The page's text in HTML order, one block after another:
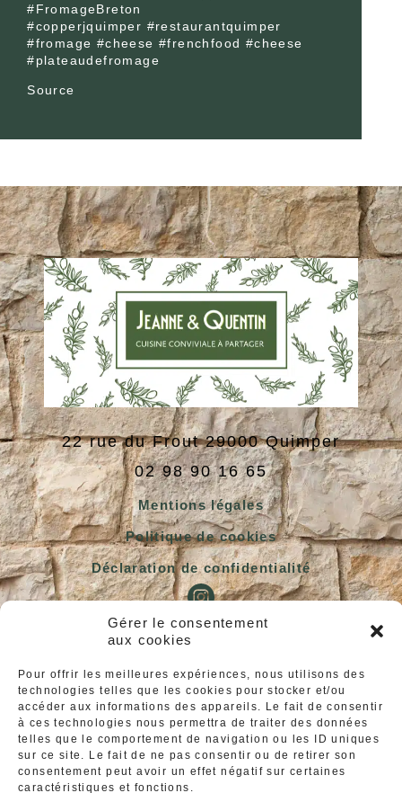
Gérer le consentement
aux cookies
Pour offrir les meilleures expériences, nous utilisons des
technologies telles que les cookies pour stocker et/ou
accéder aux informations des appareils. Le fait de consentir
à ces technologies nous permettra de traiter des données
telles que le comportement de navigation ou les ID uniques
sur ce site. Le fait de ne pas consentir ou de retirer son
consentement peut avoir un effet négatif sur certaines
caractéristiques et fonctions.
#FromageBreton
#copperjquimper #restaurantquimper
#fromage #cheese #frenchfood #cheese
#plateaudefromage
Source
22 rue du Frout 29000 Quimper
02 98 90 16 65
Mentions légales
Politique de cookies
Déclaration de confidentialité
Nos horaires
d’ouverture
Lundi :
Fermé
Mardi au Jeudi :